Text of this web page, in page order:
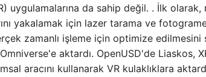
uygulamalarına da sahip değil. . İlk
yakalamak için lazer tarama ve
zamanlı işleme için optimize edilmesini
aktardı. OpenUSD'de Liaskos,
aracını kullanarak VR kulaklıklara